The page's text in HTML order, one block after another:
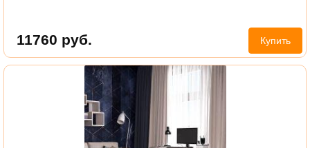
11760 руб. Купить